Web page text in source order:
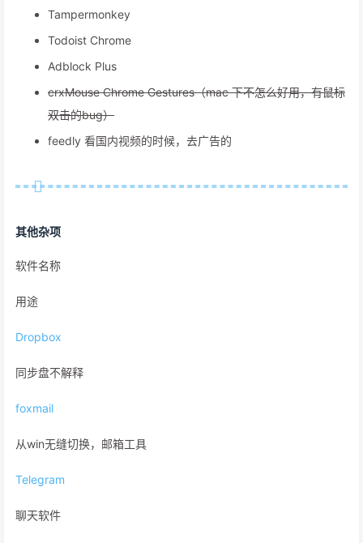
Tampermonkey
Todoist Chrome
Adblock Plus
crxMouse Chrome Gestures（mac 下不怎么好用，有鼠标
双击的bug）
feedly 看国内视频的时候，去广告的
其他杂项
软件名称
用途
Dropbox
同步盘不解释
foxmail
从win无缝切换，邮箱工具
Telegram
聊天软件